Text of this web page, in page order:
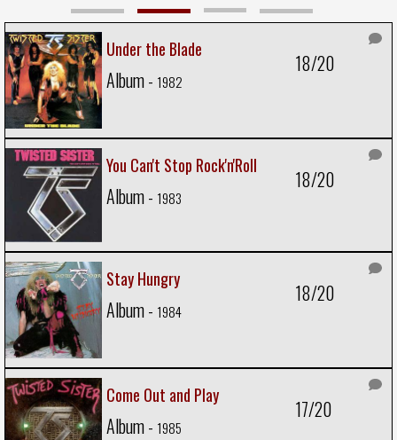
Under the Blade
Album - 1982
18/20
You Can't Stop Rock'n'Roll
Album - 1983
18/20
Stay Hungry
Album - 1984
18/20
Come Out and Play
Album - 1985
17/20